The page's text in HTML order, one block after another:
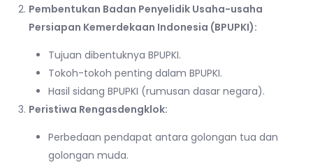
Pembentukan Badan Penyelidik Usaha-usaha
Persiapan Kemerdekaan Indonesia (BPUPKI):
Tujuan dibentuknya BPUPKI.
Tokoh-tokoh penting dalam BPUPKI.
Hasil sidang BPUPKI (rumusan dasar negara).
Peristiwa Rengasdengklok:
Perbedaan pendapat antara golongan tua dan
golongan muda.